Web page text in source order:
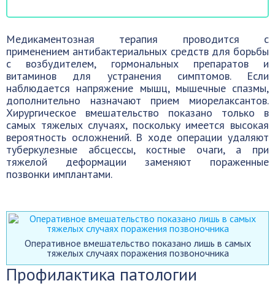
Медикаментозная терапия проводится с
применением антибактериальных средств для борьбы
с возбудителем, гормональных препаратов и
витаминов для устранения симптомов. Если
наблюдается напряжение мышц, мышечные спазмы,
дополнительно назначают прием миорелаксантов.
Хирургическое вмешательство показано только в
самых тяжелых случаях, поскольку имеется высокая
вероятность осложнений. В ходе операции удаляют
туберкулезные абсцессы, костные очаги, а при
тяжелой деформации заменяют пораженные
позвонки имплантами.
Оперативное вмешательство показано лишь в самых
тяжелых случаях поражения позвоночника
Профилактика патологии